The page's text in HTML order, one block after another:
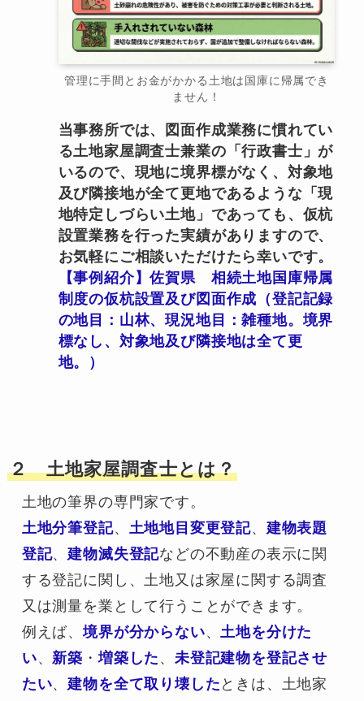
管理に手間とお金がかかる土地は国庫に帰属でき
ません！
当事務所では、図面作成業務に慣れてい
る土地家屋調査士兼業の「行政書士」が
いるので、現地に境界標がなく、対象地
及び隣接地が全て更地であるような「現
地特定しづらい土地」であっても、仮杭
設置業務を行った実績がありますので、
お気軽にご相談いただけたら幸いです。
【事例紹介】佐賀県 相続土地国庫帰属
制度の仮杭設置及び図面作成（登記記録
の地目：山林、現況地目：雑種地。境界
標なし、対象地及び隣接地は全て更
地。）
２土地家屋調査士とは？
土地の筆界の専門家です。
土地分筆登記、 土地地目変更登記、 建物表題
登記、建物滅失登記などの不動産の表示に関
する登記に関し、土地又は家屋に関する調査
又は測量を業として行うことができます。
例えば、境界が分からない、土地を分けた
い、新築 ・ 増築した 、 未登記建物を登記させ
たい、建物を全て取り壊した ときは、土地家